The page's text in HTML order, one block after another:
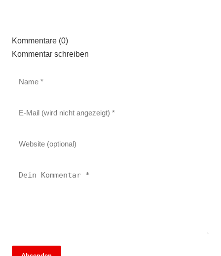
Kommentare (0)
Kommentar schreiben